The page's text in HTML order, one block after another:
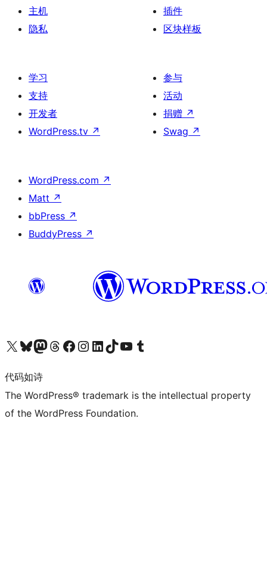
主机
隐私
插件
区块样板
学习
支持
开发者
WordPress.tv ↗
参与
活动
捐赠 ↗
Swag ↗
WordPress.com ↗
Matt ↗
bbPress ↗
BuddyPress ↗
关注我们的 X（原 Twitter）账号访问我们的 Bluesky 账号关注我们的 Mastodon 账号访问我们的 Threads 账号 访问我们的 Facebook 公共主页关注我们的 Instagram 账号 关注我们的 LinkedIn 主页访问我们的 TikTok 账号访问我们的 YouTube 频道 访问我们的 Tumblr 账号
代码如诗
The WordPress® trademark is the intellectual property
of the WordPress Foundation.